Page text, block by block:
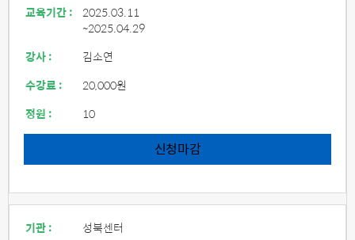
교육기간 : 2025.03.11
~2025.04.29
강사 :
김소연
수강료 :
20,000원
정원 :
10
신청마감
기관 :
성북센터